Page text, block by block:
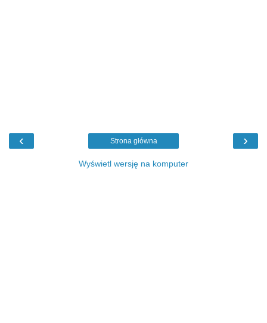
‹ ›
Strona główna
Wyświetl wersję na komputer